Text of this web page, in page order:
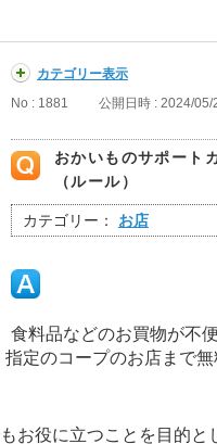
カテゴリー表示
No : 1881
公開日時 : 2024/05/
おかいものサポート
（ルール）
カテゴリー： お店
食料品などのお買物が不
定のコープのお店まで
お役に立つことを目的と